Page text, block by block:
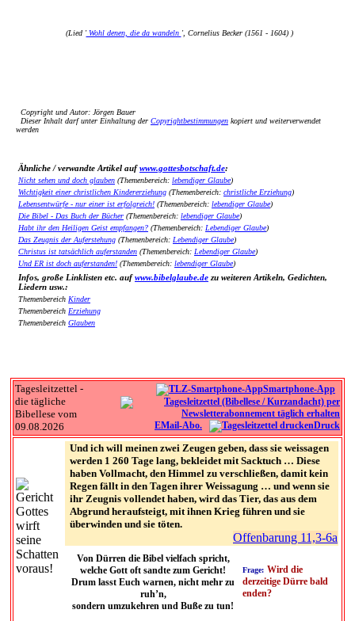
(Lied 'Wohl denen, die da wandeln ', Cornelius Becker (1561 - 1604) )
Copyright und Autor: Jörgen Bauer
Dieser Inhalt darf unter Einhaltung der Copyrightbestimmungen kopiert und weiterverwendet
werden
Ähnliche / verwandte Artikel aufwww.gottesbotschaft.de:
Nicht sehen und doch glauben (Themenbereich: lebendiger Glaube)
Wichtigkeit einer christlichen Kindererziehung (Themenbereich: christliche Erziehung)
Lebensentwürfe - nur einer ist erfolgreich! (Themenbereich: lebendiger Glaube)
Die Bibel - Das Buch der Bücher (Themenbereich: lebendiger Glaube)
Habt ihr den Heiligen Geist empfangen? (Themenbereich: Lebendiger Glaube)
Das Zeugnis der Auferstehung (Themenbereich: Lebendiger Glaube)
Christus ist tatsächlich auferstanden (Themenbereich: Lebendiger Glaube)
Und ER ist doch auferstanden! (Themenbereich: lebendiger Glaube)
Infos, große Linklisten etc. aufwww.bibelglaube.de zu weiteren Artikeln, Gedichten,
Liedern usw.:
Themenbereich Kinder
Themenbereich Erziehung
Themenbereich Glauben
Tagesleitzettel -
die tägliche
Bibellese vom
09.08.2026
Smartphone-App
EMail-Abo. Druck
Und ich will meinen zwei Zeugen geben, dass sie weissagen
werden 1 260 Tage lang, bekleidet mit Sacktuch … Diese
haben Vollmacht, den Himmel zu verschließen, damit kein
Regen fällt in den Tagen ihrer Weissagung … und wenn sie
ihr Zeugnis vollendet haben, wird das Tier, das aus dem
Abgrund heraufsteigt, mit ihnen Krieg führen und sie
überwinden und sie töten.
Offenbarung 11,3-6a
Von Dürren die Bibel vielfach spricht,
welche Gott oft sandte zum Gericht!
Drum lasst Euch warnen, nicht mehr zu
ruh’n,
sondern umzukehren und Buße zu tun!
Frage: Wird die
derzeitige Dürre bald
enden?